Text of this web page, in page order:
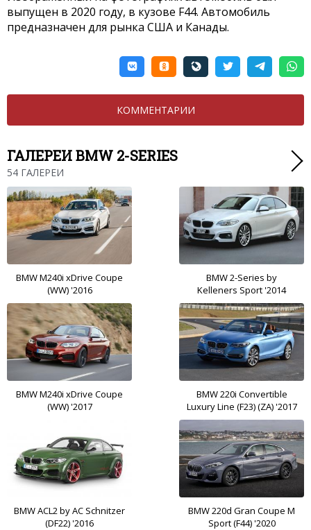
выпущен в 2020 году, в кузове F44. Автомобиль
предназначен для рынка США и Канады.
КОММЕНТАРИИ
ГАЛЕРЕИ BMW 2-SERIES
54 ГАЛЕРЕИ
BMW M240i xDrive Coupe
(WW) '2016
BMW 2-Series by
Kelleners Sport '2014
BMW M240i xDrive Coupe
(WW) '2017
BMW 220i Convertible
Luxury Line (F23) (ZA) '2017
BMW ACL2 by AC Schnitzer
(DF22) '2016
BMW 220d Gran Coupe M
Sport (F44) '2020